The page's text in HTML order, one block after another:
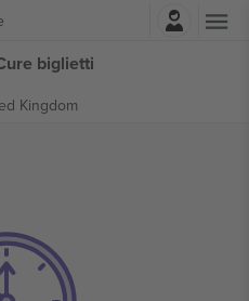
biglietti
Kingdom